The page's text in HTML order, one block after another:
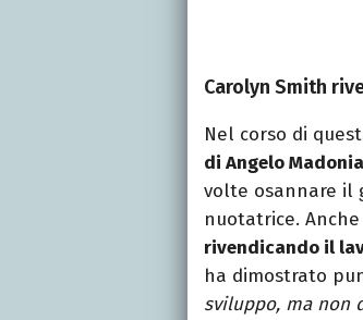
Carolyn Smith
Nel corso di
di Angelo Madonia
volte osannare il
nuotatrice.
rivendicando il
ha dimostrato
sviluppo, ma non